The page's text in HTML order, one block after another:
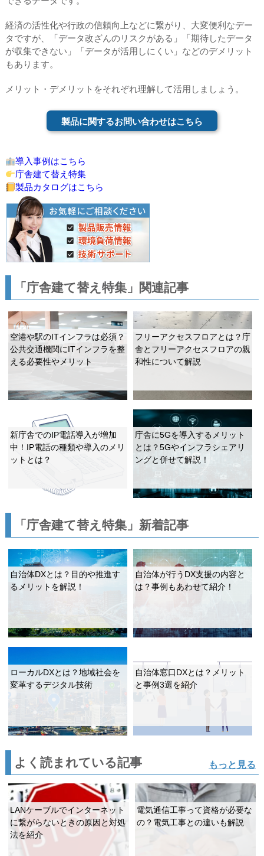
経済の活性化や行政の信頼向上などに繋がり、大変便利なデー
タですが、「データ改ざんのリスクがある」「期待したデータ
が収集できない」「データが活用しにくい」などのデメリット
もあります。
メリット・デメリットをそれぞれ理解して活用しましょう。
製品に関するお問い合わせはこちら
導入事例はこちら
庁舎建て替え特集
製品カタログはこちら
「庁舎建て替え特集」関連記事
空港や駅のITインフラは必須？
公共交通機関にITインフラを整
える必要性やメリット
フリーアクセスフロアとは？庁
舎とフリーアクセスフロアの親
和性について解説
新庁舎でのIP電話導入が増加
中！IP電話の種類や導入のメリ
ットとは？
庁舎に5Gを導入するメリット
とは？5Gやインフラシェアリ
ングと併せて解説！
「庁舎建て替え特集」新着記事
自治体DXとは？目的や推進す
るメリットを解説！
自治体が行うDX支援の内容と
は？事例もあわせて紹介！
ローカルDXとは？地域社会を
変革するデジタル技術
自治体窓口DXとは？メリット
と事例3選を紹介
よく読まれている記事 もっと見る
LANケーブルでインターネット
に繋がらないときの原因と対処
法を紹介
電気通信工事って資格が必要な
の？電気工事との違いも解説